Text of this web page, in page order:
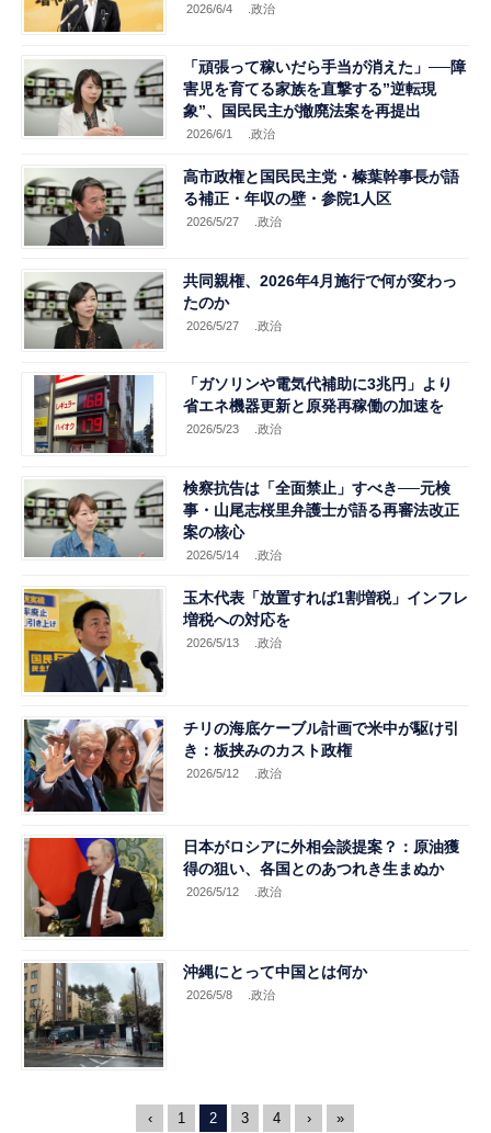
2026/6/4 .政治
「頑張って稼いだら手当が消えた」──障
害児を育てる家族を直撃する”逆転現
象”、国民民主が撤廃法案を再提出
2026/6/1 .政治
高市政権と国民民主党・榛葉幹事長が語
る補正・年収の壁・参院1人区
2026/5/27 .政治
共同親権、2026年4月施行で何が変わっ
たのか
2026/5/27 .政治
「ガソリンや電気代補助に3兆円」より
省エネ機器更新と原発再稼働の加速を
2026/5/23 .政治
検察抗告は「全面禁止」すべき──元検
事・山尾志桜里弁護士が語る再審法改正
案の核心
2026/5/14 .政治
玉木代表「放置すれば1割増税」インフレ
増税への対応を
2026/5/13 .政治
チリの海底ケーブル計画で米中が駆け引
き：板挟みのカスト政権
2026/5/12 .政治
日本がロシアに外相会談提案？：原油獲
得の狙い、各国とのあつれき生まぬか
2026/5/12 .政治
沖縄にとって中国とは何か
2026/5/8 .政治
‹ 1 2 3 4 › »